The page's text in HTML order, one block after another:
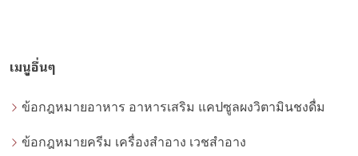
เมนูอื่นๆ
ข้อกฎหมายอาหาร อาหารเสริม แคปซูลผงวิตามินชงดื่ม
ข้อกฎหมายครีม เครื่องสำอาง เวชสำอาง